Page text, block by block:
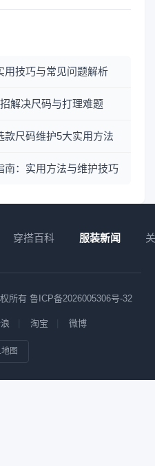
用技巧与常见问题解析
解决尺码与打理难题
尺码维护5大实用方法
：实用方法与维护技巧
穿搭百科 服装新闻
所有 鲁ICP备2026005306号-32
淘宝 微博
图